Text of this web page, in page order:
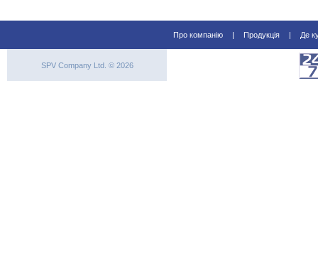
Про компанію | Продукція | Де
SPV Company Ltd. © 2026